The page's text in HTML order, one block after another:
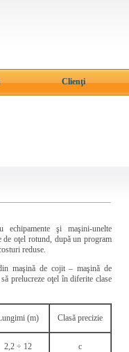
Clienţi
şi maşini-unelte
de oţel rotund, după un program
reduse.
maşină de cojit – maşină de
prelucreze oţel în diferite clase
(m) Clasă precizie
2,2 ÷ 12 c